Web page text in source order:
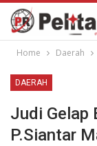
Home Daerah
DAERAH
Judi Gelap
P.Siantar